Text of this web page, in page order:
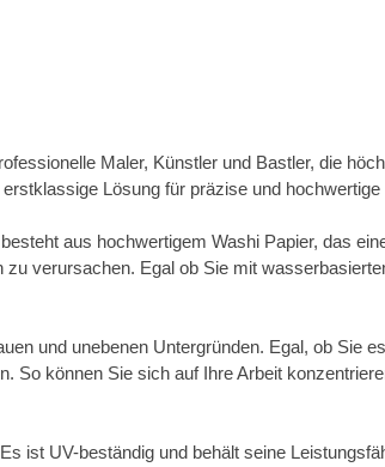
Maler, Künstler und Bastler, die
Lösung für präzise und
aus hochwertigem Washi Papier, das
verursachen. Egal ob Sie mit
und unebenen Untergründen. Egal, ob Sie
können Sie sich auf Ihre Arbeit
ist UV-beständig und behält seine